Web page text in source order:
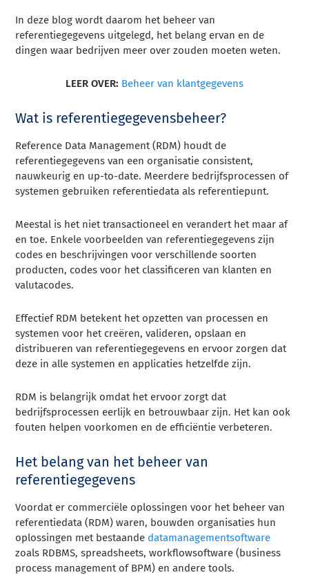
In deze blog wordt daarom het beheer van
referentiegegevens uitgelegd, het belang ervan en de
dingen waar bedrijven meer over zouden moeten weten.
LEER OVER: Beheer van klantgegevens
Wat is referentiegegevensbeheer?
Reference Data Management (RDM) houdt de
referentiegegevens van een organisatie consistent,
nauwkeurig en up-to-date. Meerdere bedrijfsprocessen of
systemen gebruiken referentiedata als referentiepunt.
Meestal is het niet transactioneel en verandert het maar af
en toe. Enkele voorbeelden van referentiegegevens zijn
codes en beschrijvingen voor verschillende soorten
producten, codes voor het classificeren van klanten en
valutacodes.
Effectief RDM betekent het opzetten van processen en
systemen voor het creëren, valideren, opslaan en
distribueren van referentiegegevens en ervoor zorgen dat
deze in alle systemen en applicaties hetzelfde zijn.
RDM is belangrijk omdat het ervoor zorgt dat
bedrijfsprocessen eerlijk en betrouwbaar zijn. Het kan ook
fouten helpen voorkomen en de efficiëntie verbeteren.
Het belang van het beheer van
referentiegegevens
Voordat er commerciële oplossingen voor het beheer van
referentiedata (RDM) waren, bouwden organisaties hun
oplossingen met bestaande datamanagementsoftware
zoals RDBMS, spreadsheets, workflowsoftware (business
process management of BPM) en andere tools.